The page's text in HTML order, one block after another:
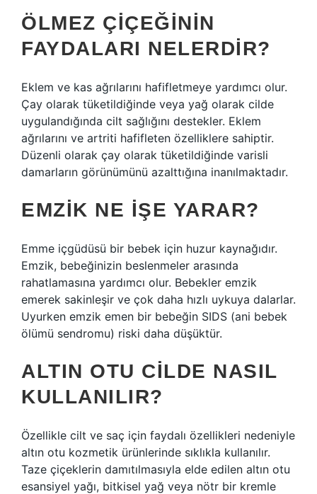
ÖLMEZ ÇIÇEĞININ
FAYDALARI NELERDIR?
Eklem ve kas ağrılarını hafifletmeye yardımcı olur.
Çay olarak tüketildiğinde veya yağ olarak cilde
uygulandığında cilt sağlığını destekler. Eklem
ağrılarını ve artriti hafifleten özelliklere sahiptir.
Düzenli olarak çay olarak tüketildiğinde varisli
damarların görünümünü azalttığına inanılmaktadır.
EMZIK NE IŞE YARAR?
Emme içgüdüsü bir bebek için huzur kaynağıdır.
Emzik, bebeğinizin beslenmeler arasında
rahatlamasına yardımcı olur. Bebekler emzik
emerek sakinleşir ve çok daha hızlı uykuya dalarlar.
Uyurken emzik emen bir bebeğin SIDS (ani bebek
ölümü sendromu) riski daha düşüktür.
ALTIN OTU CILDE NASIL
KULLANILIR?
Özellikle cilt ve saç için faydalı özellikleri nedeniyle
altın otu kozmetik ürünlerinde sıklıkla kullanılır.
Taze çiçeklerin damıtılmasıyla elde edilen altın otu
esansiyel yağı, bitkisel yağ veya nötr bir kremle